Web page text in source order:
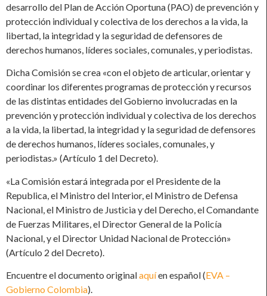
desarrollo del Plan de Acción Oportuna (PAO) de prevención y
protección individual y colectiva de los derechos a la vida, la
libertad, la integridad y la seguridad de defensores de
derechos humanos, líderes sociales, comunales, y periodistas.
Dicha Comisión se crea «con el objeto de articular, orientar y
coordinar los diferentes programas de protección y recursos
de las distintas entidades del Gobierno involucradas en la
prevención y protección individual y colectiva de los derechos
a la vida, la libertad, la integridad y la seguridad de defensores
de derechos humanos, líderes sociales, comunales, y
periodistas.» (Artículo 1 del Decreto).
«La Comisión estará integrada por el Presidente de la
Republica, el Ministro del Interior, el Ministro de Defensa
Nacional, el Ministro de Justicia y del Derecho, el Comandante
de Fuerzas Militares, el Director General de la Policía
Nacional, y el Director Unidad Nacional de Protección»
(Artículo 2 del Decreto).
Encuentre el documento originalaquíen español (EVA –
Gobierno Colombia).